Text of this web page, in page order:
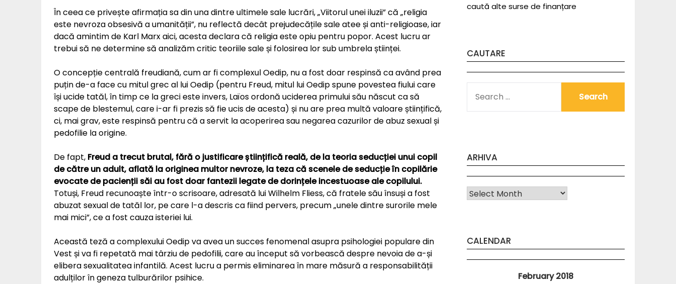
În ceea ce privește afirmația sa din una dintre ultimele sale lucrări, „Viitorul unei iluzii” că „religia
este nevroza obsesivă a umanității”, nu reflectă decât prejudecățile sale atee și anti-religioase, iar
dacă amintim de Karl Marx aici, acesta declara că religia este opiu pentru popor. Acest lucru ar
trebui să ne determine să analizăm critic teoriile sale și folosirea lor sub umbrela științei.
O concepție centrală freudiană, cum ar fi complexul Oedip, nu a fost doar respinsă ca având prea
puțin de-a face cu mitul grec al lui Oedip (pentru Freud, mitul lui Oedip spune povestea fiului care
își ucide tatăl, în timp ce la greci este invers, Laïos ordonă uciderea primului său născut ca să
scape de blestemul, care i-ar fi prezis să fie ucis de acesta) și nu are prea multă valoare științifică,
ci, mai grav, este respinsă pentru că a servit la acoperirea sau negarea cazurilor de abuz sexual și
pedofilie la origine.
De fapt, Freud a trecut brutal, fără o justificare științifică reală, de la teoria seducției unui copil
de către un adult, aflată la originea multor nevroze, la teza că scenele de seducție în copilărie
evocate de pacienții săi au fost doar fantezii legate de dorințele incestuoase ale copilului.
Totuși, Freud recunoaște într-o scrisoare, adresată lui Wilhelm Fliess, că fratele său însuși a fost
abuzat sexual de tatăl lor, pe care l-a descris ca fiind pervers, precum „unele dintre surorile mele
mai mici”, ce a fost cauza isteriei lui.
Această teză a complexului Oedip va avea un succes fenomenal asupra psihologiei populare din
Vest și va fi repetată mai târziu de pedofilii, care au început să vorbească despre nevoia de a-și
elibera sexualitatea infantilă. Acest lucru a permis eliminarea în mare măsură a responsabilității
adulților în geneza tulburărilor psihice.
caută alte surse de finanțare
CAUTARE
FOR:
ARHIVA
Arhiva
CALENDAR
February 2018